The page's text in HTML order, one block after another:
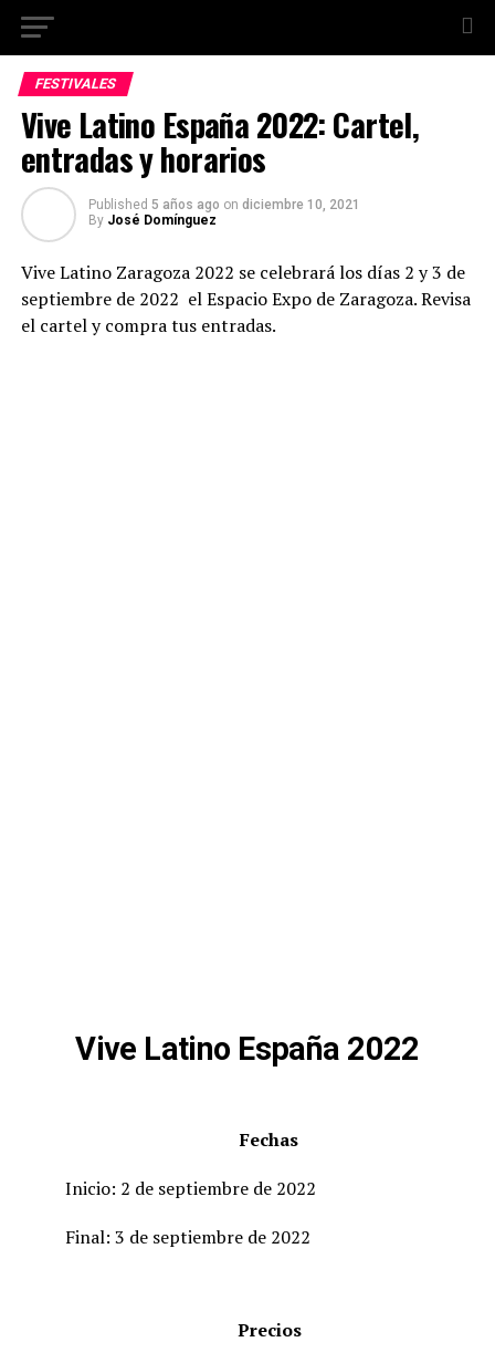
FESTIVALES
Vive Latino España 2022: Cartel,
entradas y horarios
Published 5 años ago on diciembre 10, 2021
By José Domínguez
Vive Latino Zaragoza 2022 se celebrará los días 2 y 3 de
septiembre de 2022 el Espacio Expo de Zaragoza. Revisa
el cartel y compra tus entradas.
Vive Latino España 2022
Fechas
Inicio: 2 de septiembre de 2022
Final: 3 de septiembre de 2022
Precios